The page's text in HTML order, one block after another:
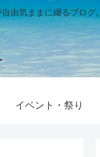
由気ままに綴るブログ。
イベント・祭り